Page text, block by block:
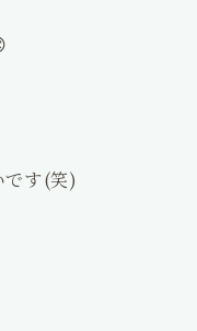
す(笑)